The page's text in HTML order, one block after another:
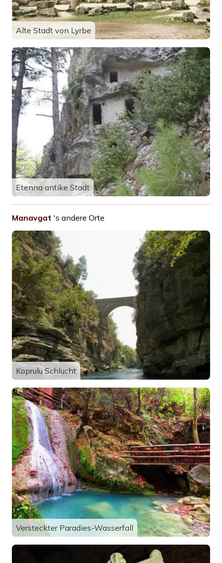
Alte Stadt von Lyrbe
Etenna antike Stadt
Manavgat 's andere Orte
Koprulu Schlucht
Versteckter Paradies-Wasserfall